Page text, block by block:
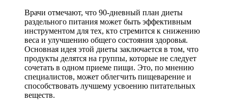
Врачи отмечают, что 90-дневный план диеты
раздельного питания может быть эффективным
инструментом для тех, кто стремится к снижению
веса и улучшению общего состояния здоровья.
Основная идея этой диеты заключается в том, что
продукты делятся на группы, которые не следует
сочетать в одном приеме пищи. Это, по мнению
специалистов, может облегчить пищеварение и
способствовать лучшему усвоению питательных
веществ.